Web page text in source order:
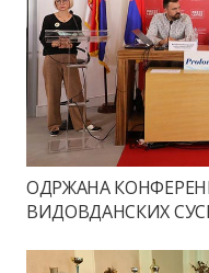
ОДРЖАНА
ВИДОВДАНСКИХ